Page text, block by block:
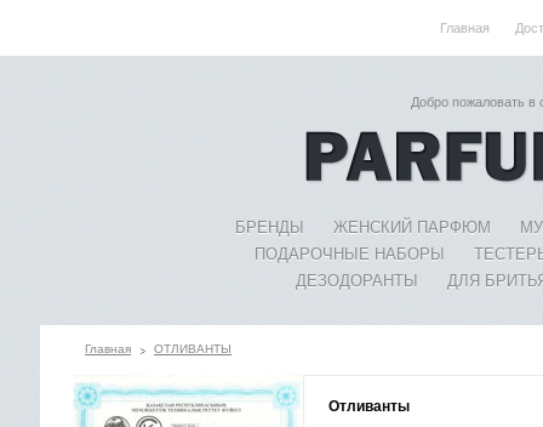
Главная
Добро пожаловать
БРЕНДЫ ЖЕНСКИЙ ПАРФЮМ
ПОДАРОЧНЫЕ НАБОРЫ
ДЕЗОДОРАНТЫ
ДЛЯ
Главная ОТЛИВАНТЫ
Отливанты